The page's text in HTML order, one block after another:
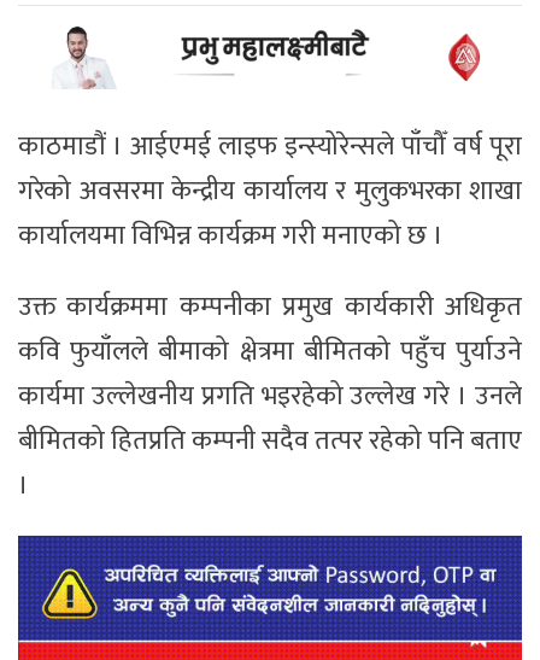
काठमाडौं । आईएमई लाइफ इन्स्योरेन्सले पाँचौँ वर्ष पूरा
गरेको अवसरमा केन्द्रीय कार्यालय र मुलुकभरका शाखा
कार्यालयमा विभिन्न कार्यक्रम गरी मनाएको छ ।
उक्त कार्यक्रममा कम्पनीका प्रमुख कार्यकारी अधिकृत
कवि फुयाँलले बीमाको क्षेत्रमा बीमितको पहुँच पुर्याउने
कार्यमा उल्लेखनीय प्रगति भइरहेको उल्लेख गरे । उनले
बीमितको हितप्रति कम्पनी सदैव तत्पर रहेको पनि बताए
।